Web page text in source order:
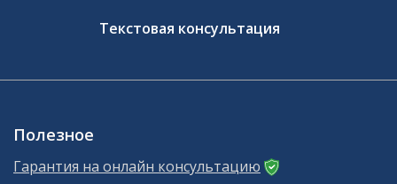
Текстовая консультация
Полезное
Гарантия на онлайн консультацию